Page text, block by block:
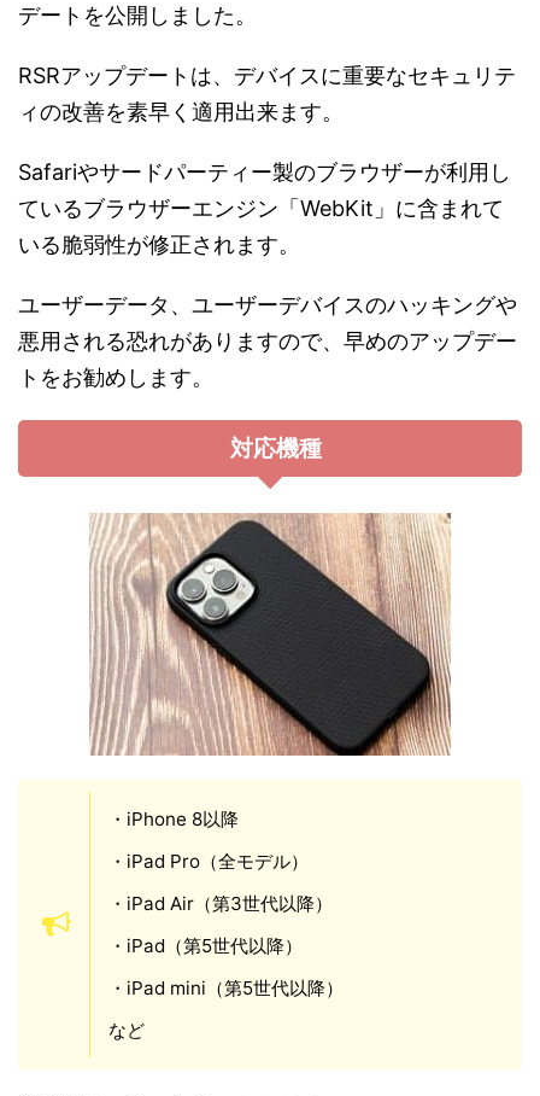
デートを公開しました。
RSRアップデートは、デバイスに重要なセキュリテ
ィの改善を素早く適用出来ます。
Safariやサードパーティー製のブラウザーが利用し
ているブラウザーエンジン「WebKit」に含まれて
いる脆弱性が修正されます。
ユーザーデータ、ユーザーデバイスのハッキングや
悪用される恐れがありますので、早めのアップデー
トをお勧めします。
対応機種
・iPhone 8以降
・iPad Pro（全モデル）
・iPad Air（第3世代以降）
・iPad（第5世代以降）
・iPad mini（第5世代以降）
など